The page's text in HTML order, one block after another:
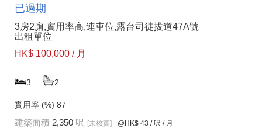
已過期
3房2廁,實用率高,連車位,露台司徒拔道47A號
出租單位
HK$ 100,000 / 月
3 2
實用率 (%) 87
建築面積 2,350 呎 [未核實] @HK$ 43 / 呎 / 月